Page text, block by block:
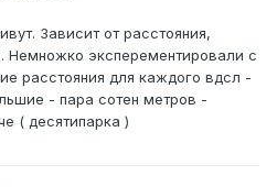
Зависит от расстояния,
Немножко эксперементировали с
расстояния для каждого вдсл -
- пара сотен метров -
( десятипарка )